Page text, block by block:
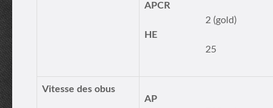
APCR
2 (gold)
HE
25
Vitesse des obus
AP